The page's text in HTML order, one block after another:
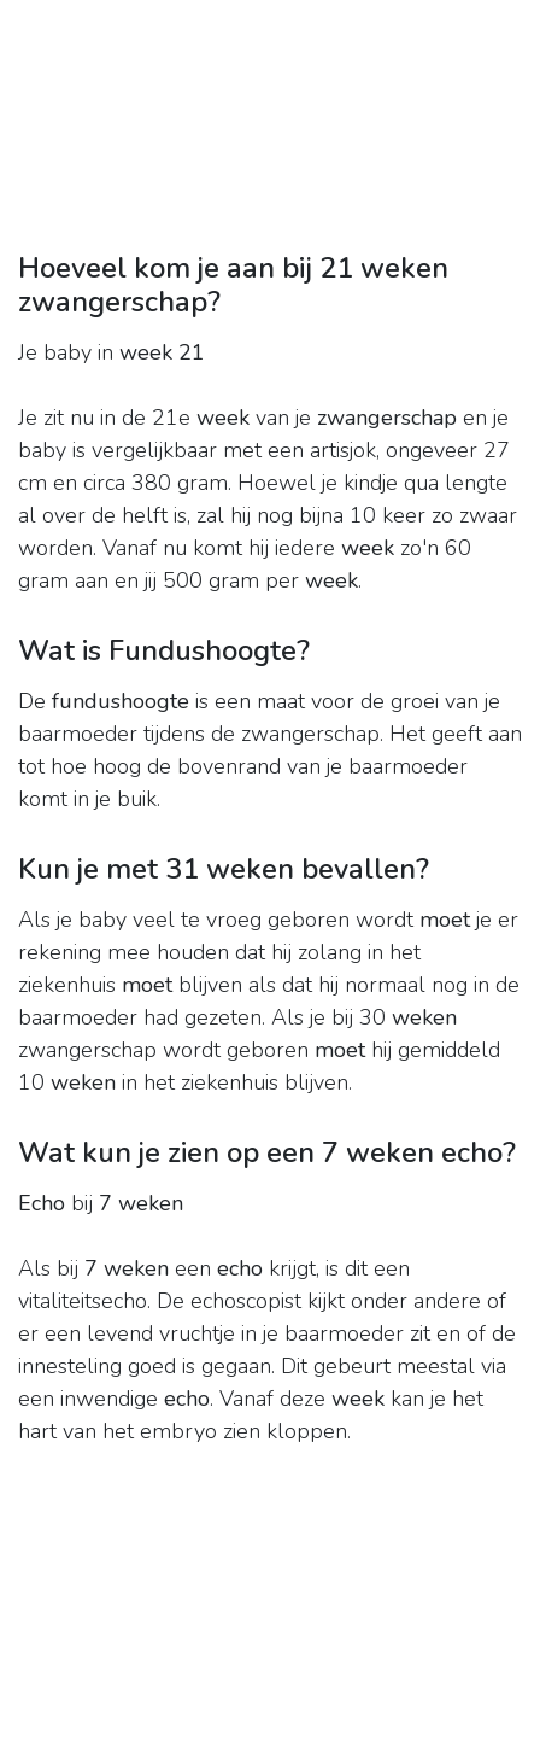
Hoeveel kom je aan bij 21 weken
zwangerschap?
Je baby in week 21
Je zit nu in de 21e week van je zwangerschap en je
baby is vergelijkbaar met een artisjok, ongeveer 27
cm en circa 380 gram. Hoewel je kindje qua lengte
al over de helft is, zal hij nog bijna 10 keer zo zwaar
worden. Vanaf nu komt hij iedere week zo'n 60
gram aan en jij 500 gram per week.
Wat is Fundushoogte?
De fundushoogte is een maat voor de groei van je
baarmoeder tijdens de zwangerschap. Het geeft aan
tot hoe hoog de bovenrand van je baarmoeder
komt in je buik.
Kun je met 31 weken bevallen?
Als je baby veel te vroeg geboren wordt moetje er
rekening mee houden dat hij zolang in het
ziekenhuis moetblijven als dat hij normaal nog in de
baarmoeder had gezeten. Als je bij 30 weken
zwangerschap wordt geboren moethij gemiddeld
10 weken in het ziekenhuis blijven.
Wat kun je zien op een 7 weken echo?
Echo bij 7 weken
Als bij 7 weken een echo krijgt, is dit een
vitaliteitsecho. De echoscopist kijkt onder andere of
er een levend vruchtje in je baarmoeder zit en of de
innesteling goed is gegaan. Dit gebeurt meestal via
een inwendige echo. Vanaf deze week kan je het
hart van het embryo zien kloppen.